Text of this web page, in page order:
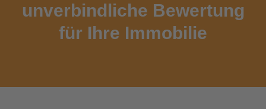
unverbindliche Bewertung
für Ihre Immobilie